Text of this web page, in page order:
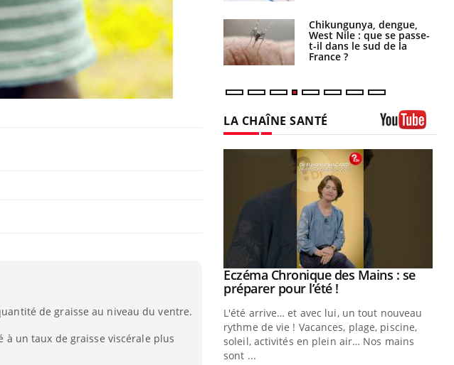
de graisse au niveau du ventre.
à un taux de graisse viscérale plus
Comment oublier les
écrans en vacances ?
Chikungunya, dengue,
West Nile : que se passe-
t-il dans le sud de la
France ?
LA CHAÎNE SANTÉ
En 2026, l'insuline dans le diabète de type 2
patients comme parfois chez les soignants.
Youtube
Eczéma Chronique des Mains : se
préparer pour l’été !Youtube
L'été arrive… et avec lui, un tout nouveau
rythme de vie ! Vacances, plage, piscine,
soleil, activités en plein air… Nos mains
sont ...